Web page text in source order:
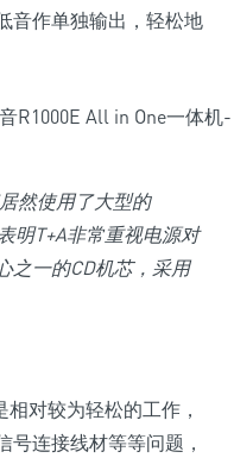
音作单独输出，轻松地
然使用了大型的
明T+A非常重视电源对
之一的CD机芯，采用
对较为轻松的工作，
号连接线材等等问题，